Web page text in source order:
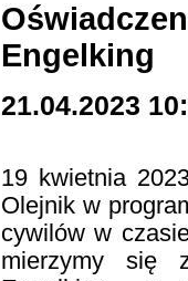
Engelking
21.04.2023
19 kwietnia
Olejnik w
cywilów w
mierzymy się